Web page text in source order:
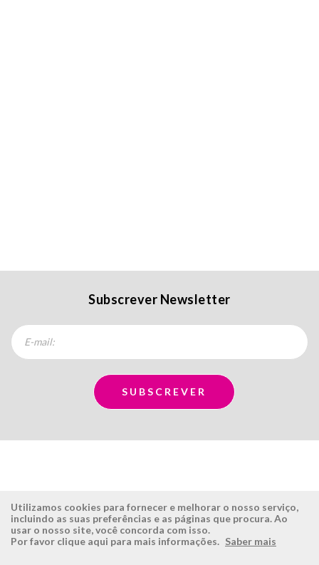
Subscrever Newsletter
ÉSISTEMAS ÁREA RESERVADA
Utilizamos cookies para fornecer e melhorar o nosso serviço,
incluindo as suas preferências e as páginas que procura. Ao
usar o nosso site, você concorda com isso.
Por favor clique aqui para mais informações. Saber mais